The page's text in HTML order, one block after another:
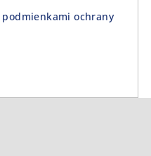
podmienkami ochrany